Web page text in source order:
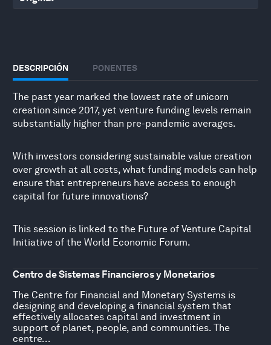
DESCRIPCIÓN PONENTES
The past year marked the lowest rate of unicorn
creation since 2017, yet venture funding levels remain
substantially higher than pre-pandemic averages.
With investors considering sustainable value creation
over growth at all costs, what funding models can help
ensure that entrepreneurs have access to enough
capital for future innovations?
This session is linked to the Future of Venture Capital
Initiative of the World Economic Forum.
Centro de Sistemas Financieros y Monetarios
The Centre for Financial and Monetary Systems is
designing and developing a financial system that
effectively allocates capital and investment in
support of planet, people, and communities. The
centre...